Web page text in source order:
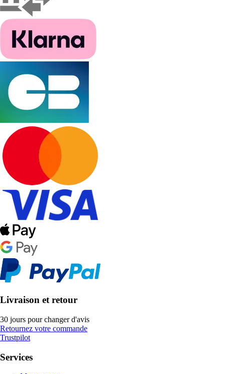
Livraison et retour
30 jours pour changer d'avis
Retournez votre commande
Trustpilot
Services